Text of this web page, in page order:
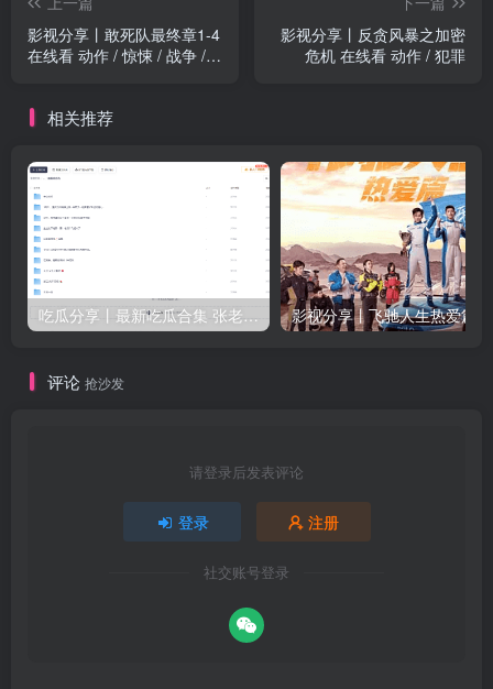
影视分享丨敢死队最终章1-4
在线看 动作 / 惊悚 / 战争 /
影视分享丨反贪风暴之加密
危机 在线看 动作 / 犯罪
相关推荐
吃瓜分享丨最新吃瓜合集 张老师与学生等众多新瓜
评论 抢沙发
请登录后发表评论
登录 注册
社交账号登录